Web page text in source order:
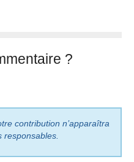
?
contribution n’apparaîtra
responsables.